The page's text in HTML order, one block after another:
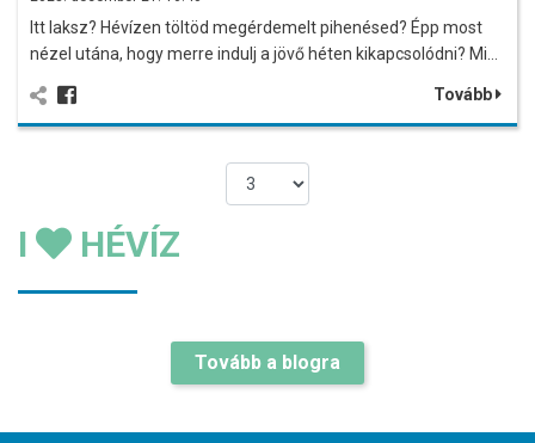
Itt laksz? Hévízen töltöd megérdemelt pihenésed? Épp most
nézel utána, hogy merre indulj a jövő héten kikapcsolódni? Mi…
Tovább
I HÉVÍZ
Tovább a blogra